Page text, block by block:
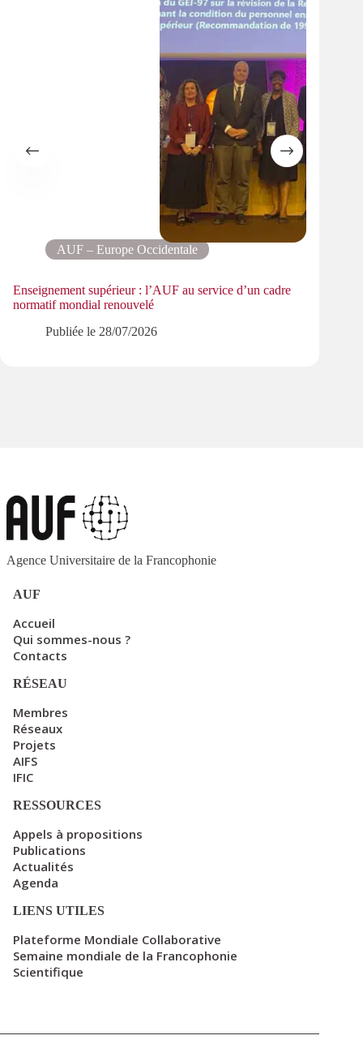
AUF – Europe Occidentale
Enseignement supérieur : l’AUF au service d’un cadre
normatif mondial renouvelé
Publiée le 28/07/2026
Agence Universitaire de la Francophonie
AUF
Accueil
Qui sommes-nous ?
Contacts
RÉSEAU
Membres
Réseaux
Projets
AIFS
IFIC
RESSOURCES
Appels à propositions
Publications
Actualités
Agenda
LIENS UTILES
Plateforme Mondiale Collaborative
Semaine mondiale de la Francophonie
Scientifique